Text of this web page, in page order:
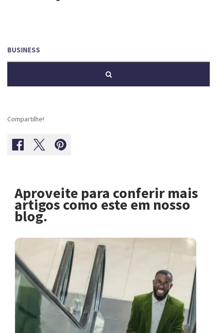
Compartilhe!
Aproveite para conferir mais
artigos como este em nosso
blog.